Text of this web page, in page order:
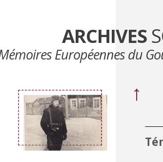
ARCHIVES
Européennes du
{
{
'
P
r
e
v
p
a
g
e
'
|
t
}
} ←